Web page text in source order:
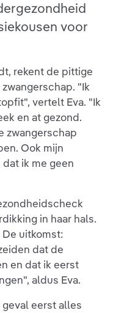
voor
rekent de pittige
"Ik
vertelt Eva. "Ik
en at gezond.
zwangerschap
Ook mijn
ik me geen
in haar hals.
uitkomst:
dat de
en dat ik eerst
aldus Eva.
eerst alles